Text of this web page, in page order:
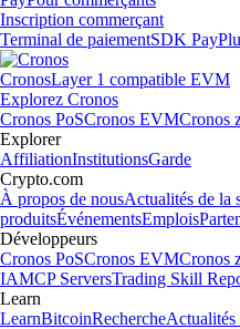
Inscription commerçant
Terminal de paiementSDK Pay
CronosLayer 1 compatible EVM
Explorez Cronos
Cronos PoSCronos EVMCronos
Explorer
AffiliationInstitutionsGarde
Crypto.com
À propos de nousActualités de la
produitsÉvénementsEmplois
Développeurs
Cronos PoSCronos EVMCronos
IAMCP ServersTrading Skill
Learn
LearnBitcoinRechercheActualités